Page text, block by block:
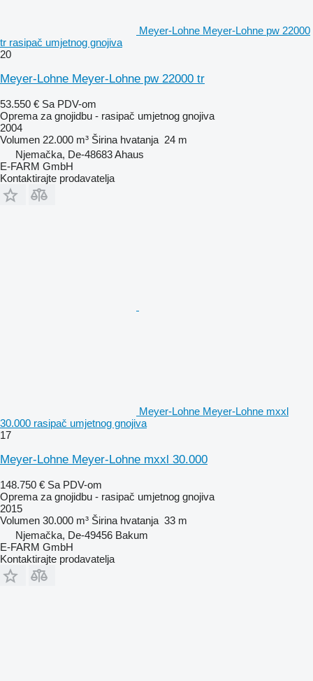
Meyer-Lohne Meyer-Lohne pw 22000
tr rasipač umjetnog gnojiva
20
Meyer-Lohne Meyer-Lohne pw 22000 tr
53.550 € Sa PDV-om
Oprema za gnojidbu - rasipač umjetnog gnojiva
2004
Volumen 22.000 m³ Širina hvatanja 24 m
Njemačka, De-48683 Ahaus
E-FARM GmbH
Kontaktirajte prodavatelja
Meyer-Lohne Meyer-Lohne mxxl
30.000 rasipač umjetnog gnojiva
17
Meyer-Lohne Meyer-Lohne mxxl 30.000
148.750 € Sa PDV-om
Oprema za gnojidbu - rasipač umjetnog gnojiva
2015
Volumen 30.000 m³ Širina hvatanja 33 m
Njemačka, De-49456 Bakum
E-FARM GmbH
Kontaktirajte prodavatelja